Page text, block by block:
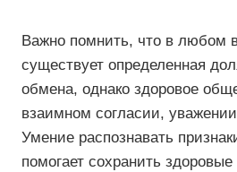
Важно помнить, что в любом
существует определенная
обмена, однако здоровое
взаимном согласии,
Умение распознавать
помогает сохранить